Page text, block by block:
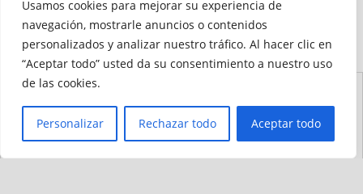
Usamos cookies para mejorar su experiencia de
navegación, mostrarle anuncios o contenidos
personalizados y analizar nuestro tráfico. Al hacer clic en
“Aceptar todo” usted da su consentimiento a nuestro uso
de las cookies.
Personalizar Rechazar todo Aceptar todo
Accesibilidad
Sitio
Cookies
Privacidad